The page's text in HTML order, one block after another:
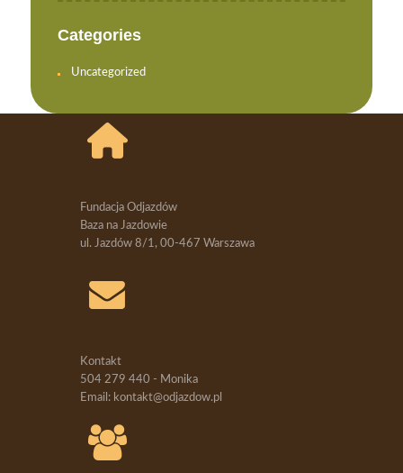
Categories
Uncategorized
Fundacja Odjazdów
Baza na Jazdowie
ul. Jazdów 8/1, 00-467 Warszawa
Kontakt
504 279 440 - Monika
Email: kontakt@odjazdow.pl